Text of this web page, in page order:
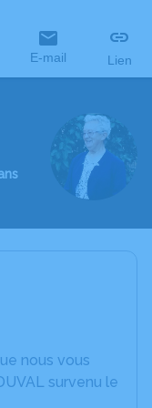
E-mail Lien
nous vous
survenu le